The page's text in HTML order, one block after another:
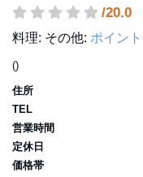
/20.0
料理: その他: ポイン
()
住所
TEL
営業時間
定休日
価格帯